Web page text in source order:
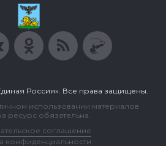
Россия». Все права защищены.
использовании материалов
ресурс обязательна.
соглашение
конфиденциальности